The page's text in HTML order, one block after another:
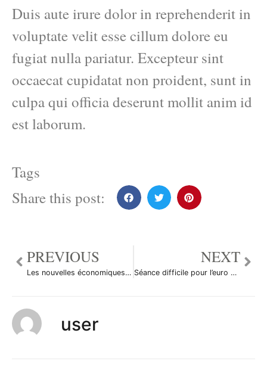
Duis aute irure dolor in reprehenderit in
voluptate velit esse cillum dolore eu
fugiat nulla pariatur. Excepteur sint
occaecat cupidatat non proident, sunt in
culpa qui officia deserunt mollit anim id
est laborum.
Tags
Share this post:
PREVIOUS
Les nouvelles économiques du 5 février en bref
NEXT
Séance difficile pour l’euro et les bourses
user